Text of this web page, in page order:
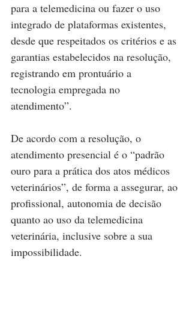
para a telemedicina ou fazer o uso
integrado de plataformas existentes,
desde que respeitados os critérios e as
garantias estabelecidos na resolução,
registrando em prontuário a
tecnologia empregada no
atendimento”.
De acordo com a resolução, o
atendimento presencial é o “padrão
ouro para a prática dos atos médicos
veterinários”, de forma a assegurar, ao
profissional, autonomia de decisão
quanto ao uso da telemedicina
veterinária, inclusive sobre a sua
impossibilidade.